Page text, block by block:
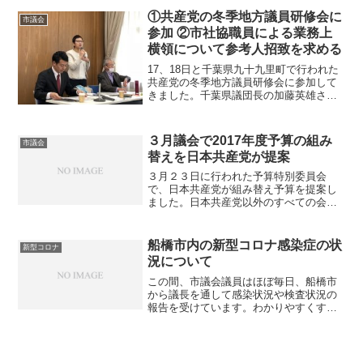
船橋市都市計画審議会で開発に関わる都
市計画案が承認された翌日...
市議会
①共産党の冬季地方議員研修会に
参加 ②市社協職員による業務上
横領について参考人招致を求める
17、18日と千葉県九十九里町で行われた
共産党の冬季地方議員研修会に参加して
きました。千葉県議団長の加藤英雄さん
について色々と提起があり、各地の議員
の多彩な活動報告や意...
市議会
３月議会で2017年度予算の組み
替えを日本共産党が提案
３月２３日に行われた予算特別委員会
で、日本共産党が組み替え予算を提案し
ました。日本共産党以外のすべての会派
ひご覧になってみてください。⒈ 提案
理由⒉ 組み替え案
新型コロナ
船橋市内の新型コロナ感染症の状
況について
この間、市議会議員はほぼ毎日、船橋市
から議長を通して感染状況や検査状況の
報告を受けています。わかりやすくする